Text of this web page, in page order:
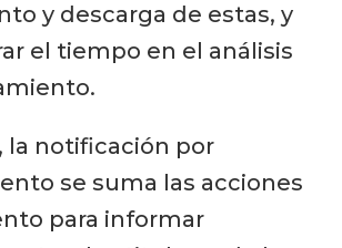
y descarga de estas, y
el tiempo en el análisis
la notificación por
se suma las acciones
para informar